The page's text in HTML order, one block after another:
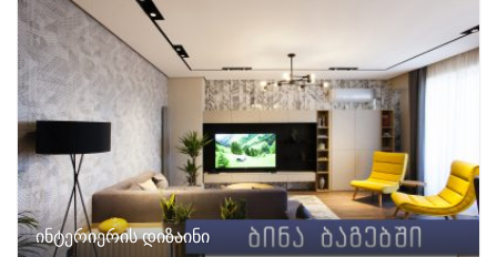
ინტერიერის დიზაინი